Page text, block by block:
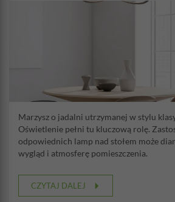
Marzysz o jadalni utrzymanej w stylu
Oświetlenie pełni tu kluczową rolę.
odpowiednich lamp nad stołem może
wygląd i atmosferę pomieszczenia.
CZYTAJ DALEJ